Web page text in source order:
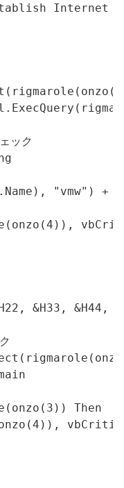
Internet
ック
"vmw") +
&H33, &H44,
Then